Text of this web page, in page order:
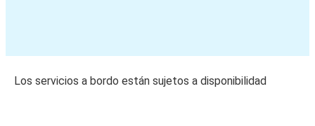
Los servicios a bordo están sujetos a disponibilidad